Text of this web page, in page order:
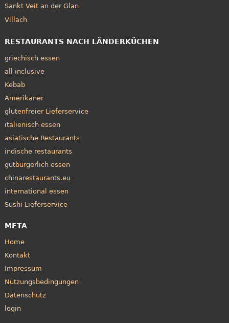
Sankt Veit an der Glan
Villach
RESTAURANTS NACH LÄNDERKÜCHEN
griechisch essen
all inclusive
Kebab
Amerikaner
glutenfreier Lieferservice
italienisch essen
asiatische Restaurants
indische restaurants
gutbürgerlich essen
chinarestaurants.eu
international essen
Sushi Lieferservice
META
Home
Kontakt
Impressum
Nutzungsbedingungen
Datenschutz
login